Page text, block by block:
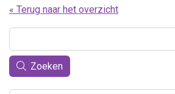
« Terug naar het overzicht
Zoeken